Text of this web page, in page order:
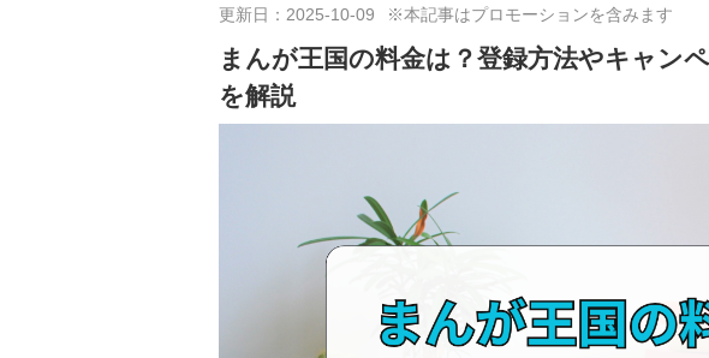
更新日：2025-10-09 ※本記事はプロモーションを含みます
まんが王国の料金は？登録方法やキャン
を解説